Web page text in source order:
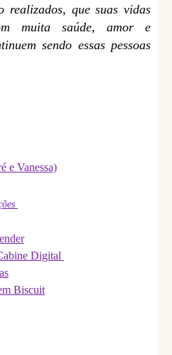
realizados, que suas vidas
muita saúde, amor e
sendo essas pessoas
e Vanessa)
Digital
Biscuit